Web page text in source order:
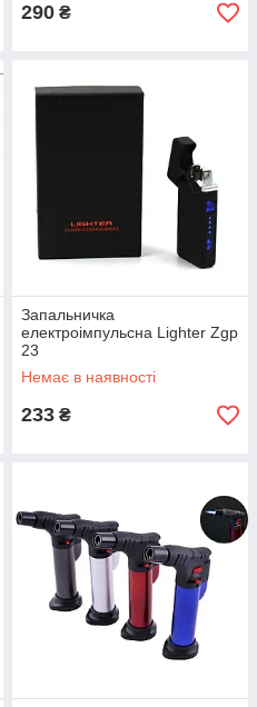
290 ₴
Запальничка
електроімпульсна Lighter Zgp
23
Немає в наявності
233 ₴